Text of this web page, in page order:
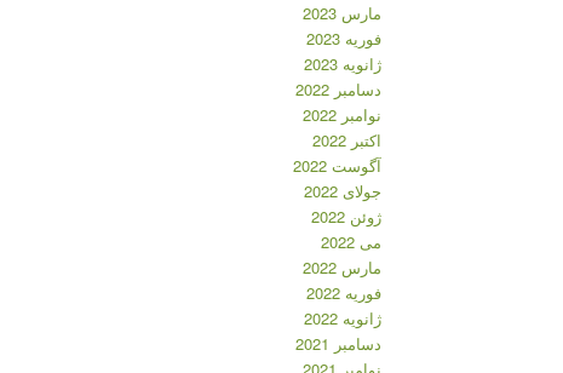
مارس 2023
فوریه 2023
ژانویه 2023
دسامبر 2022
نوامبر 2022
اکتبر 2022
آگوست 2022
جولای 2022
ژوئن 2022
می 2022
مارس 2022
فوریه 2022
ژانویه 2022
دسامبر 2021